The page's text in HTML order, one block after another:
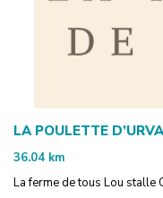
LA POULETTE
36.04 km
La ferme de tous Lou stalle